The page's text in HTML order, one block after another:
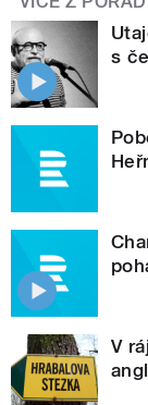
s
V